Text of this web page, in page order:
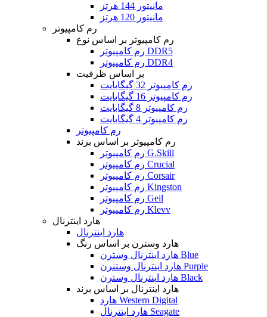
مانیتور 144 هرتز
مانیتور 120 هرتز
رم کامپیوتر
رم کامپیوتر بر اساس نوع
رم کامپیوتر DDR5
رم کامپیوتر DDR4
بر اساس ظرفیت
رم کامپیوتر 32 گیگابایت
رم کامپیوتر 16 گیگابایت
رم کامپیوتر 8 گیگابایت
رم کامپیوتر 4 گیگابایت
رم کامپیوتر
رم کامپیوتر بر اساس برند
رم کامپیوتر G.Skill
رم کامپیوتر Crucial
رم کامپیوتر Corsair
رم کامپیوتر Kingston
رم کامپیوتر Geil
رم کامپیوتر Klevv
هارد اینترنال
هارد اینترنال
هارد وسترن بر اساس رنگ
هارد اینترنال وسترن Blue
هارد اینترنال وستنرن Purple
هارد اینترنال وسترن Black
هارد اینترنال بر اساس برند
هارد Western Digital
هارد اینترنال Seagate